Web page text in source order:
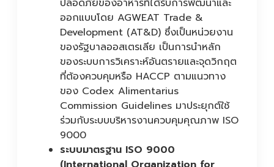
ปลอดภัยของอาหารที่ได้รับการพัฒนาและ
ออกแบบโดย AGWEAT Trade &
Development (AT&D) ซึ่งเป็นหน่วยงาน
ของรัฐบาลออสเตรเลีย เป็นการนำหลัก
ของระบบการวิเคราะห์อันตรายและจุดวิกฤต
ที่ต้องควบคุมหรือ HACCP ตามแนวทาง
ของ Codex Alimentarius
Commission Guidelines มาประยุกต์ใช้
ร่วมกับระบบบริหารงานควบคุมคุณภาพ ISO
9000
ระบบมาตรฐาน ISO 9000